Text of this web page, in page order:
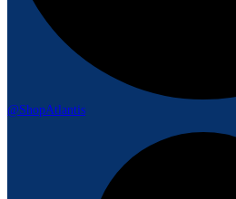
@ShopAtlantis